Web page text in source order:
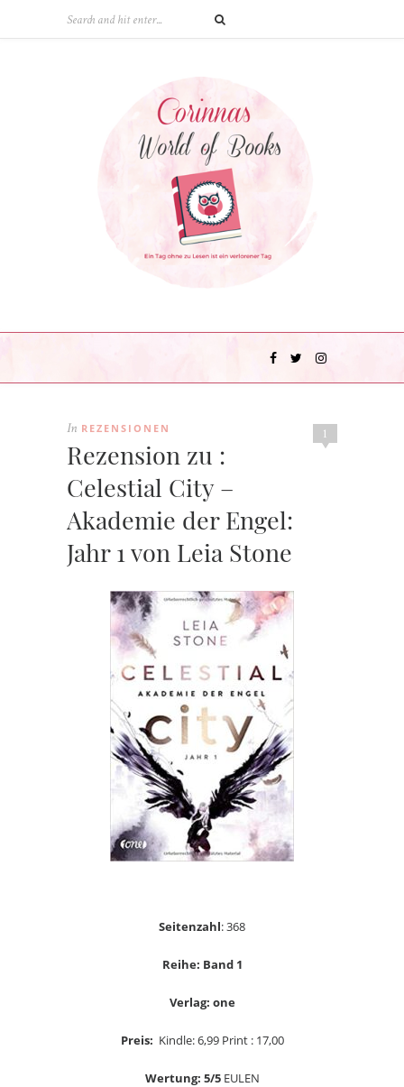
1
In REZENSIONEN
Rezension zu :
Celestial City –
Akademie der Engel:
Jahr 1 von Leia Stone
Seitenzahl: 368
Reihe: Band 1
Verlag: one
Preis: Kindle: 6,99 Print : 17,00
Wertung: 5/5EULEN